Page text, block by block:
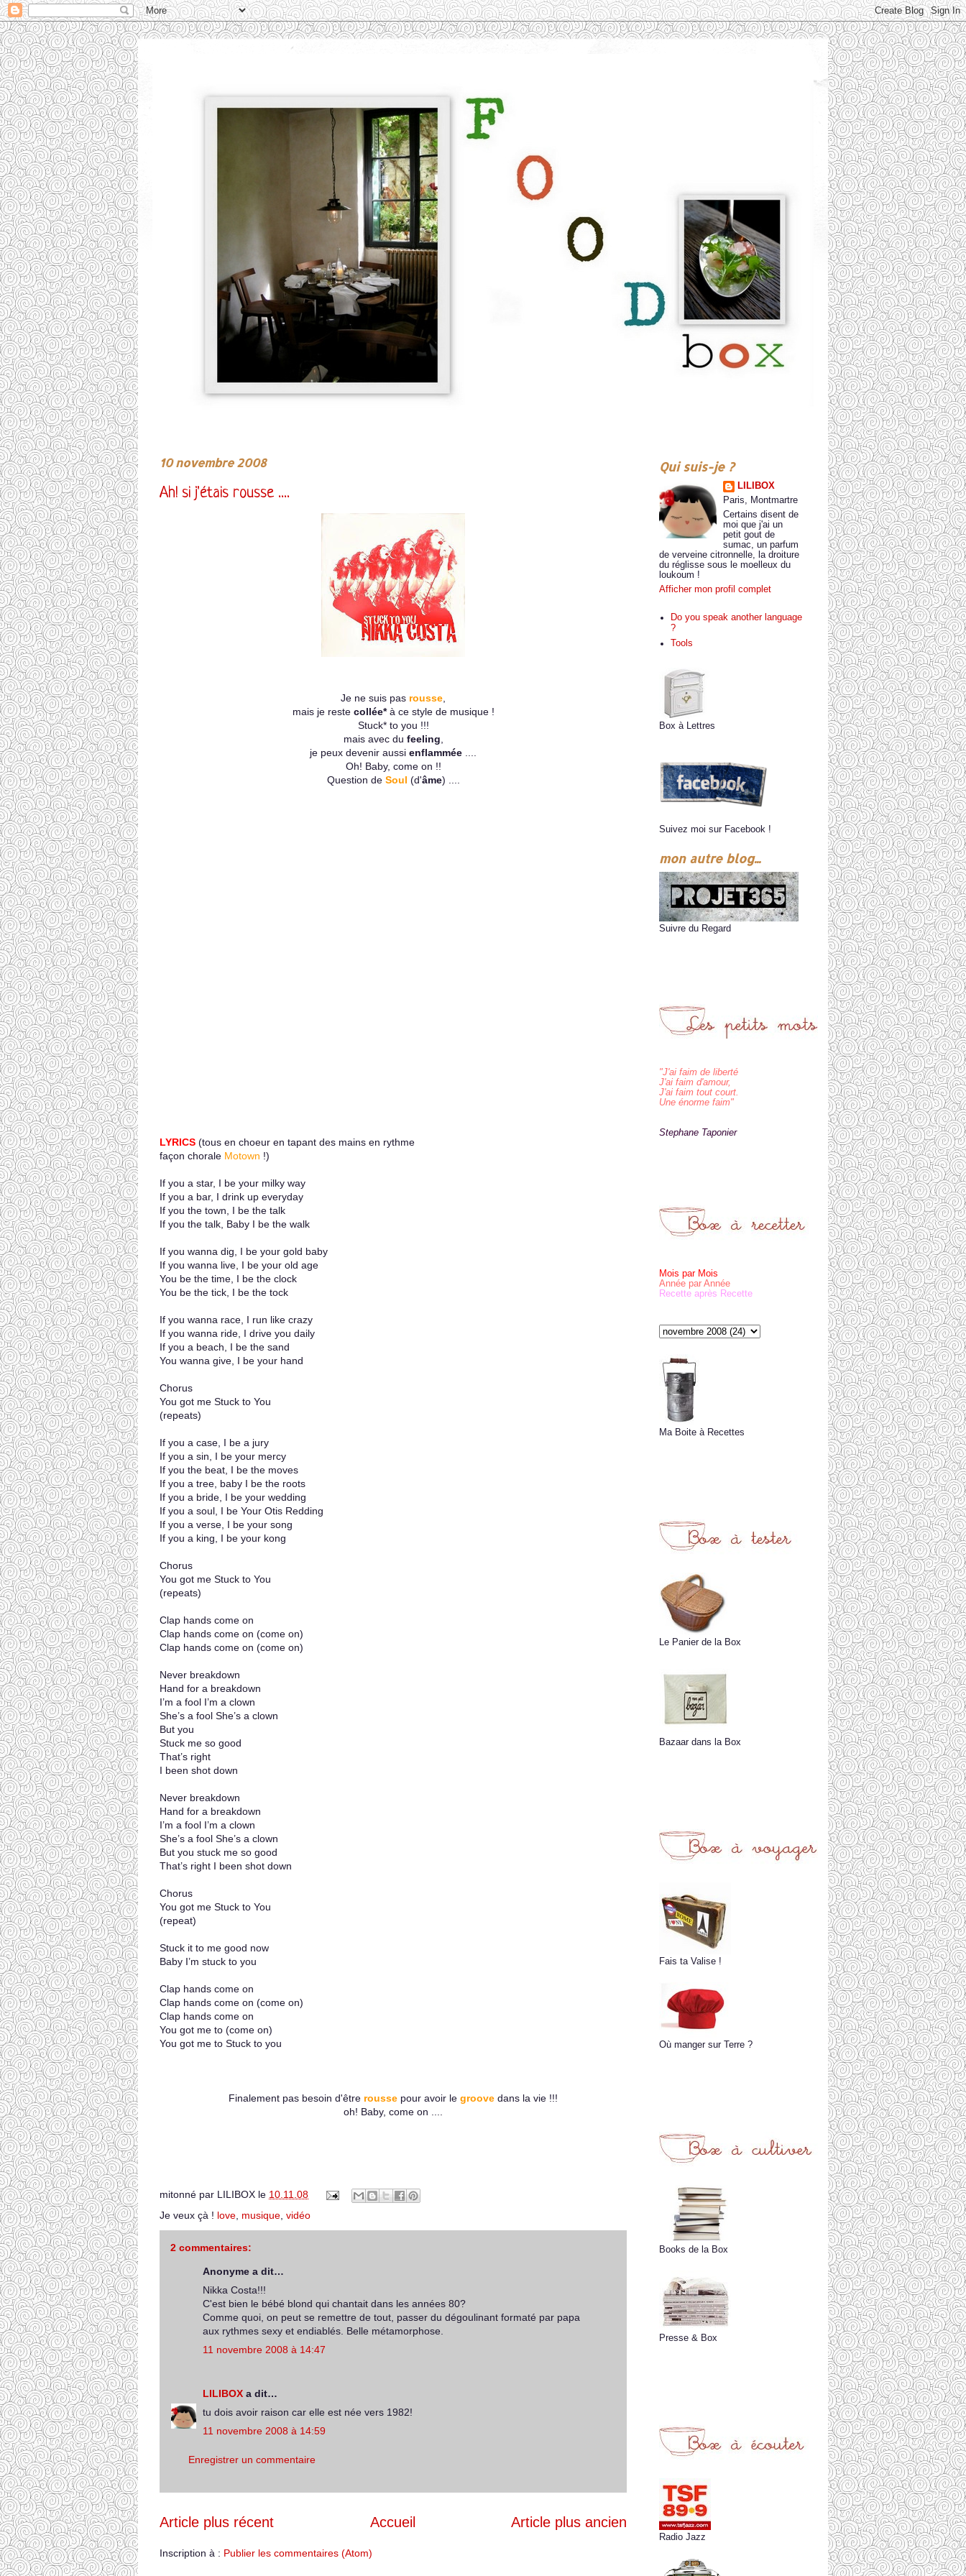
10 novembre 2008
Ah! si j'étais rousse ....
Je ne suis pas rousse
mais je reste collée*à ce style de musique !
Stuck* to you !!!
mais avec du feeling
je peux devenir aussi enflammée
Oh! Baby, come on !!
Question deSoul (d'âme) ....
LYRICS (tous en choeur en tapant des mains en rythme
façon chorale Motown !)
If you a star, I be your milky way
If you a bar, I drink up everyday
If you the town, I be the talk
If you the talk, Baby I be the walk
If you wanna dig, I be your gold baby
If you wanna live, I be your old age
You be the time, I be the clock
You be the tick, I be the tock
If you wanna race, I run like crazy
If you wanna ride, I drive you daily
If you a beach, I be the sand
You wanna give, I be your hand
Chorus
You got me Stuck to You
(repeats)
If you a case, I be a jury
If you a sin, I be your mercy
If you the beat, I be the moves
If you a tree, baby I be the roots
If you a bride, I be your wedding
If you a soul, I be Your Otis Redding
If you a verse, I be your song
If you a king, I be your kong
Chorus
You got me Stuck to You
(repeats)
Clap hands come on
Clap hands come on (come on)
Clap hands come on (come on)
Never breakdown
Hand for a breakdown
I’m a fool I’m a clown
She’s a fool She’s a clown
But you
Stuck me so good
That’s right
I been shot down
Never breakdown
Hand for a breakdown
I’m a fool I’m a clown
She’s a fool She’s a clown
But you stuck me so good
That’s right I been shot down
Chorus
You got me Stuck to You
(repeat)
Stuck it to me good now
Baby I’m stuck to you
Clap hands come on
Clap hands come on (come on)
Clap hands come on
You got me to (come on)
You got me to Stuck to you
Finalement pas besoin d'être rousse pour avoir le groove dans la vie !!!
oh! Baby, come on ....
mitonné par LILIBOX le 10.11.08
Je veux çà ! love musique vidéo
2 commentaires:
Anonyme a dit…
Nikka Costa!!!
C'est bien le bébé blond qui chantait dans les années 80?
Comme quoi, on peut se remettre de tout, passer du dégoulinant formaté par papa
aux rythmes sexy et endiablés. Belle métamorphose.
11 novembre 2008 à 14:47
LILIBOX a dit…
tu dois avoir raison car elle est née vers 1982!
11 novembre 2008 à 14:59
Enregistrer un commentaire
Article plus récent Article plus ancien
Accueil
Inscription à : Publier les commentaires (Atom)
Qui suis-je ?
LILIBOX
Paris, Montmartre
Certains disent de
moi que j'ai un
petit gout de
sumac, un parfum
de verveine citronnelle, la droiture
du réglisse sous le moelleux du
loukoum !
Afficher mon profil complet
Do you speak another language
?
Tools
Box à Lettres
Suivez moi sur Facebook !
mon autre blog...
Suivre du Regard
"J'ai faim de liberté
J'ai faim d'amour,
J'ai faim tout court.
Une énorme faim"
Stephane Taponier
Mois par Mois
Année par Année
Recette après Recette
Ma Boite à Recettes
Le Panier de la Box
Bazaar dans la Box
Fais ta Valise !
Où manger sur Terre ?
Books de la Box
Presse & Box
Radio Jazz